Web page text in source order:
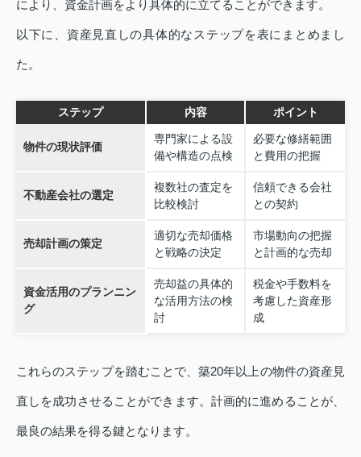
により、資金計画をより具体的に立てることができます。
以下に、資産見直しの具体的なステップを表にまとめまし
た。
ステップ 内容 ポイント
物件の現状評価
専門家による設
備や構造の点検
必要な修繕範囲
と費用の把握
不動産会社の選定
複数社の査定を
比較検討
信頼できる会社
との契約
売却計画の策定
適切な売却価格
と戦略の決定
市場動向の把握
と計画的な売却
資金活用のプランニン
グ
売却益の具体的
な活用方法の検
討
税金や手数料を
考慮した資産形
成
これらのステップを踏むことで、築20年以上の物件の資産見
直しを成功させることができます。計画的に進めることが、
最良の結果を得る鍵となります。